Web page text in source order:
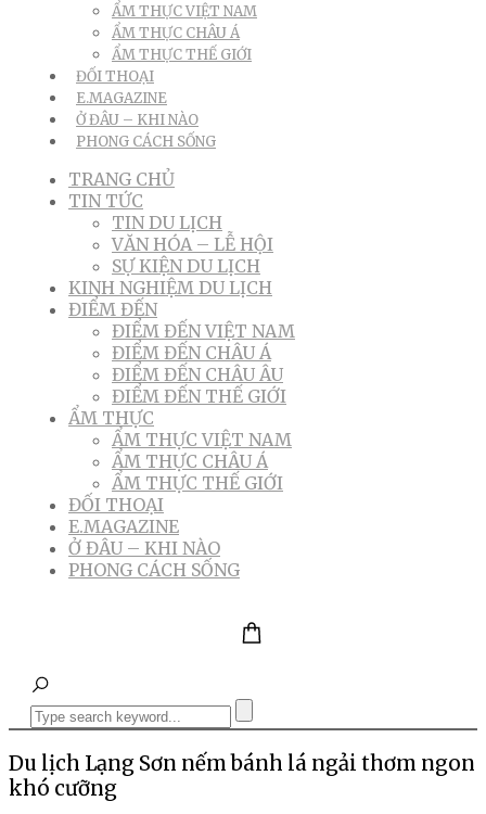
ẨM THỰC VIỆT NAM
ẨM THỰC CHÂU Á
ẨM THỰC THẾ GIỚI
ĐỐI THOẠI
E.MAGAZINE
Ở ĐÂU – KHI NÀO
PHONG CÁCH SỐNG
TRANG CHỦ
TIN TỨC
TIN DU LỊCH
VĂN HÓA – LỄ HỘI
SỰ KIỆN DU LỊCH
KINH NGHIỆM DU LỊCH
ĐIỂM ĐẾN
ĐIỂM ĐẾN VIỆT NAM
ĐIỂM ĐẾN CHÂU Á
ĐIỂM ĐẾN CHÂU ÂU
ĐIỂM ĐẾN THẾ GIỚI
ẨM THỰC
ẨM THỰC VIỆT NAM
ẨM THỰC CHÂU Á
ẨM THỰC THẾ GIỚI
ĐỐI THOẠI
E.MAGAZINE
Ở ĐÂU – KHI NÀO
PHONG CÁCH SỐNG
Du lịch Lạng Sơn nếm bánh lá ngải thơm ngon
khó cưỡng